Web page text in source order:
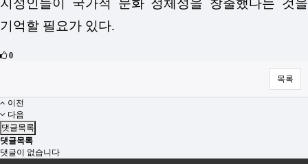
지성인들이 국가적 문화 정체성을 창출했다는 것을
기억할 필요가 있다.
0
목록
이전
다음
댓글목록
댓글목록
댓글이 없습니다